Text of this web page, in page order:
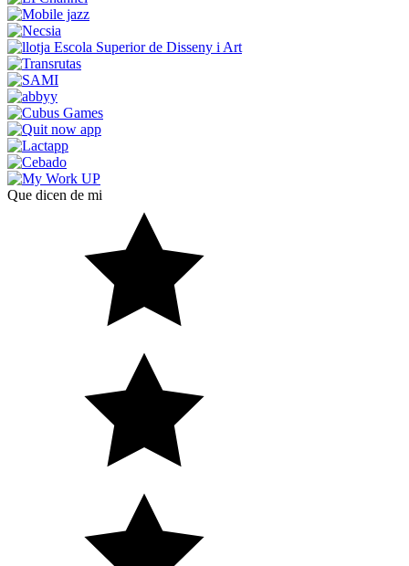
Que dicen de mi